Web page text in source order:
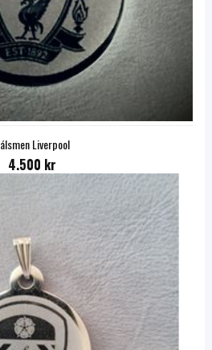
Liverpool
4.500 kr